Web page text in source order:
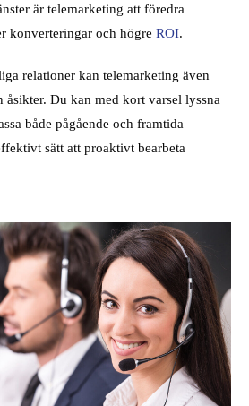
är telemarketing att föredra
konverteringar och högre ROI.
relationer kan telemarketing även
åsikter. Du kan med kort varsel lyssna
både pågående och framtida
sätt att proaktivt bearbeta